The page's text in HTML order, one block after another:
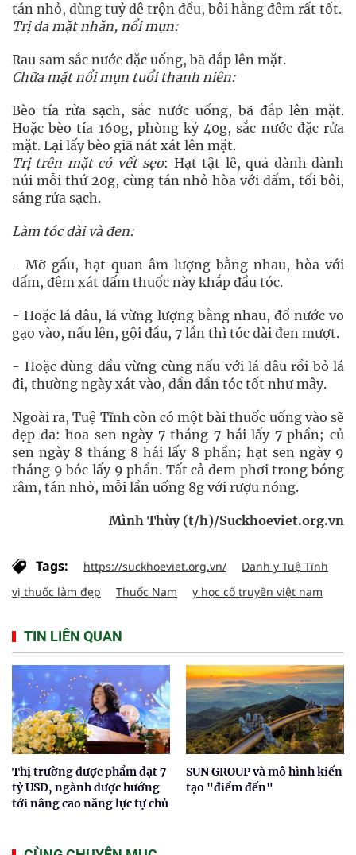
tán nhỏ, dùng tuỷ dê trộn đều, bôi hằng đêm rất tốt.
Trị da mặt nhăn, nổi mụn:
Rau sam sắc nước đặc uống, bã đắp lên mặt.
Chữa mặt nổi mụn tuổi thanh niên:
Bèo tía rửa sạch, sắc nước uống, bã đắp lên mặt.
Hoặc bèo tía 160g, phòng kỷ 40g, sắc nước đặc rửa
mặt. Lại lấy bèo giã nát xát lên mặt.
Trị trên mặt có vết sẹo: Hạt tật lê, quả dành dành
núi mỗi thứ 20g, cùng tán nhỏ hòa với dấm, tối bôi,
sáng rửa sạch.
Làm tóc dài và đen:
- Mỡ gấu, hạt quan âm lượng bằng nhau, hòa với
dấm, đêm xát dấm thuốc này khắp đầu tóc.
- Hoặc lá dâu, lá vừng lượng bằng nhau, đổ nước vo
gạo vào, nấu lên, gội đầu, 7 lần thì tóc dài đen mượt.
- Hoặc dùng dầu vừng cùng nấu với lá dâu rồi bỏ lá
đi, thường ngày xát vào, dần dần tóc tốt như mây.
Ngoài ra, Tuệ Tĩnh còn có một bài thuốc uống vào sẽ
đẹp da: hoa sen ngày 7 tháng 7 hái lấy 7 phần; củ
sen ngày 8 tháng 8 hái lấy 8 phần; hạt sen ngày 9
tháng 9 bóc lấy 9 phần. Tất cả đem phơi trong bóng
râm, tán nhỏ, mỗi lần uống 8g với rượu nóng.
Mình Thùy (t/h)/Suckhoeviet.org.vn
Tags: https://suckhoeviet.org.vn/
Danh y Tuệ Tĩnh
vị thuốc làm đẹp
Thuốc Nam y học cổ truyền việt nam
TIN LIÊN QUAN
Thị trường dược phẩm đạt 7
tỷ USD, ngành dược hướng
tới nâng cao năng lực tự chủ
SUN GROUP và mô hình kiến
tạo "điểm đến"